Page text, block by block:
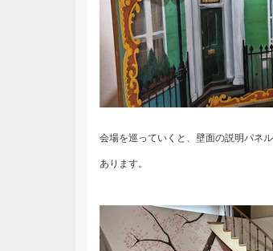
会場を巡っていくと、壁面の説明パネ
あります。